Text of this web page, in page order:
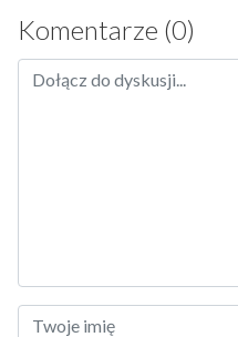
Komentarze (0)